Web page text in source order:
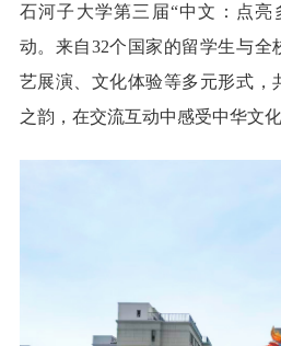
石河子大学第三届“中文：点亮
动。来自32个国家的留学生与全
艺展演、文化体验等多元形式，
之韵，在交流互动中感受中华文化